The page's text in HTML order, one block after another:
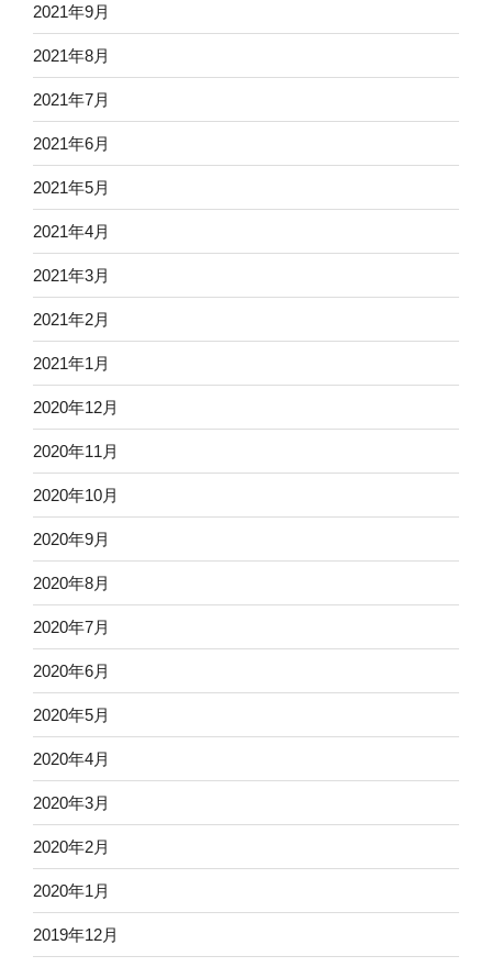
2021年9月
2021年8月
2021年7月
2021年6月
2021年5月
2021年4月
2021年3月
2021年2月
2021年1月
2020年12月
2020年11月
2020年10月
2020年9月
2020年8月
2020年7月
2020年6月
2020年5月
2020年4月
2020年3月
2020年2月
2020年1月
2019年12月